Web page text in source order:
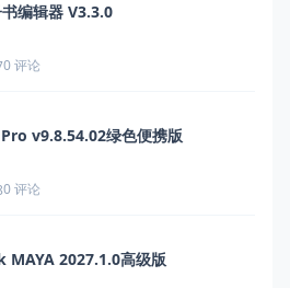
编辑器 V3.3.0
0 评论
v9.8.54.02绿色便携版
0 评论
2027.1.0高级版